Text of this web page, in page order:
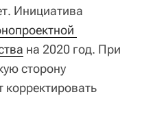
Инициатива
на 2020 год. При
сторону